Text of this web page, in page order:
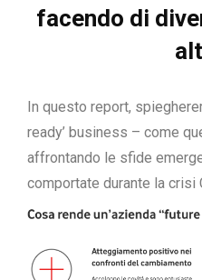
facendo di
In questo report,
ready’ business – come
affrontando le sfide
comportate durante la crisi